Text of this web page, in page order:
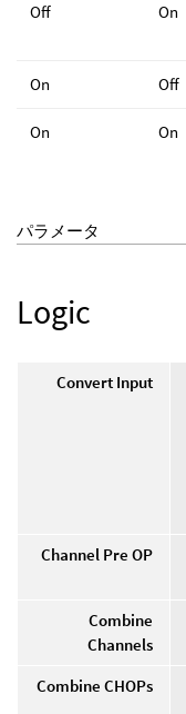
Off On
On Off
On On
パラメータ
Logic
Convert Input
Channel Pre OP
Combine
Channels
Combine CHOPs